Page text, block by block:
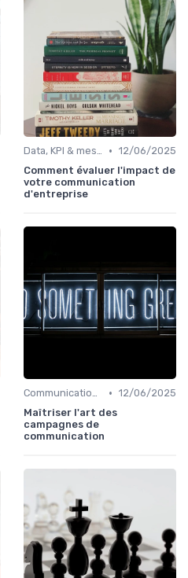
Data, KPI & mesure de l’impact • 12/06/2025
Comment évaluer l'impact de
votre communication
d'entreprise
Communication digitale & omnicanale • 12/06/2025
Maîtriser l'art des
campagnes de
communication